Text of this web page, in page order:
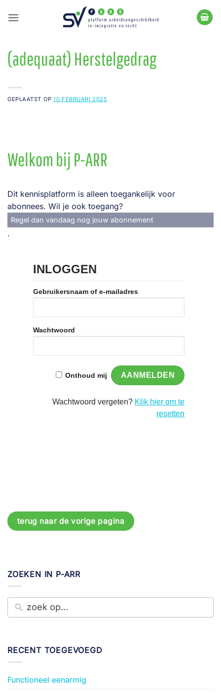
naar
ZOEKEN IN P-ARR
RECENT TOEGEVOEGD
Functioneel eenarmig
(adequaat) Herstelgedrag
GEPLAATST OP10 FEBRUARI 2025
Welkom bij P-ARR
Dit kennisplatform is alleen toegankelijk voor
abonnees. Wil je ook toegang?
Regel dan vandaag nog jouw abonnement
.
INLOGGEN
Gebruikersnaam of e-mailadres
Wachtwoord
Onthoud mij
Wachtwoord vergeten? Klik hier om te
resetten
terug naar de vorige pagina